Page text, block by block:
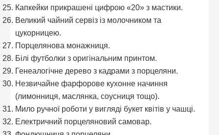
Капкейки прикрашені цифрою «20» з мастики.
Великий чайний сервіз із молочником та
цукорницею.
Порцелянова монажниця.
Білі футболки з оригінальним принтом.
Генеалогічне дерево з кадрами з порцеляни.
Незвичайне фарфорове кухонне начиння
(лимонниця, маслянка, соусниця тощо).
Мило ручної роботи у вигляді букет квітів у чашці.
Електричний порцеляновий самовар.